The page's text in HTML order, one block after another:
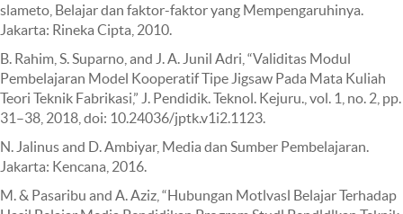
slameto, Belajar dan faktor-faktor yang Mempengaruhinya.
Jakarta: Rineka Cipta, 2010.
B. Rahim, S. Suparno, and J. A. Junil Adri, “Validitas Modul
Pembelajaran Model Kooperatif Tipe Jigsaw Pada Mata Kuliah
Teori Teknik Fabrikasi,” J. Pendidik. Teknol. Kejuru., vol. 1, no. 2, pp.
31–38, 2018, doi: 10.24036/jptk.v1i2.1123.
N. Jalinus and D. Ambiyar, Media dan Sumber Pembelajaran.
Jakarta: Kencana, 2016.
M. & Pasaribu and A. Aziz, “Hubungan Motlvasl Belajar Terhadap